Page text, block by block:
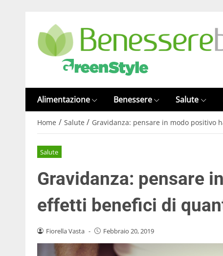
Alimentazione Benessere Salute
Home / Salute / Gravidanza: pensare in modo positivo
Salute
Gravidanza: pensare
effetti benefici di
Fiorella Vasta - Febbraio 20, 2019